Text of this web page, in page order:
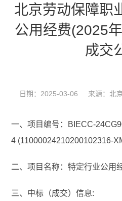
北京劳动保障职
公用经费(2025
成交
日期：2025-03-06 来源：北
一、项目编号：BIECC-
4 (11000024210200102316-
二、项目名称：特定行业公用
三、中标（成交）信息: